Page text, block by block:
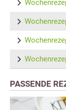
PASSENDE